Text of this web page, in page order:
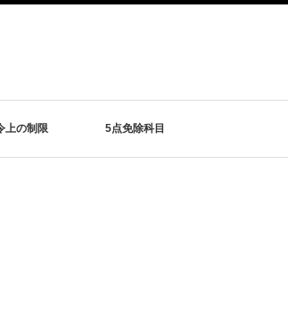
上の制限 5点免除科目